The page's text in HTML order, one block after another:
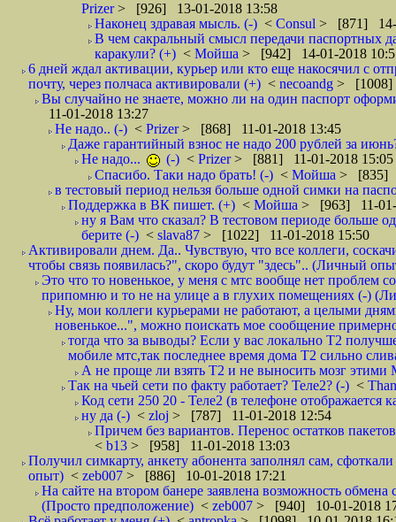
Prizer> [926] 13-01-2018 13:58
Наконец здравая мысль. (-) < Consul > [871] 14-
В чем сакральный смысл передачи паспортных
каракули? (+) < Мойша > [942] 14-01-2018
6 дней ждал активации, курьер или кто еще накосячил с
почту, через полчаса активировали (+) < necoandg > [1008]
Вы случайно не знаете, можно ли на один паспорт
11-01-2018 13:27
Не надо.. (-) < Prizer> [868] 11-01-2018 13:45
Даже гарантийный взнос не надо 200 рублей за
Не надо...
(-) < Prizer> [881] 11-01-2018 15:05
Спасибо. Таки надо брать! (-) < Мойша > [835]
в тестовый период нельзя больше одной симки на
Поддержка в ВК пишет. (+) < Мойша > [963] 11-01-
ну я Вам что сказал? В тестовом периоде больше
берите (-) < slava87 > [1022] 11-01-2018 15:50
Активировали днем. Да.. Чувствую, что все коллеги,
чтобы связь появилась?", скоро будут "здесь".. (Личный
Это что то новенькое, у меня с мтс вообще нет проблем
припомню и то не на улице а в глухих помещениях (-)
Ну, мои коллеги курьерами не работают, а целыми
новенькое...", можно поискать мое сообщение
тогда что за выводы? Если у вас локально Т2
мобиле мтс,так последнее время дома Т2 сильно
А не проще ли взять Т2 и не выносить мозг
Так на чьей сети по факту работает? Теле2? (-) <
Код сети 250 20 - Теле2 (в телефоне отображается
ну да (-) < zloj > [787] 11-01-2018 12:54
Причем без вариантов. Перенос остатков
< b13 > [958] 11-01-2018 13:03
Получил симкарту, анкету абонента заполнял сам,
опыт) < zeb007 > [886] 10-01-2018 17:21
На сайте на втором банере заявлена возможность
(Просто предположение) < zeb007 > [940] 10-01-2018